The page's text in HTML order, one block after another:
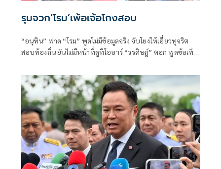
รุมจวก‘โรม’เพ้อเจ้อโกงสอบ
“อนุทิน” ฟาด “โรม” พูดไม่มีข้อมูลจริง จับโยงให้เอี่ยวทุจริต
สอบท้องถิ่น ยันไม่มีหน้าที่ดูทีโออาร์ “วรศิษฎ์” ตอก พูดข้อเท็จ